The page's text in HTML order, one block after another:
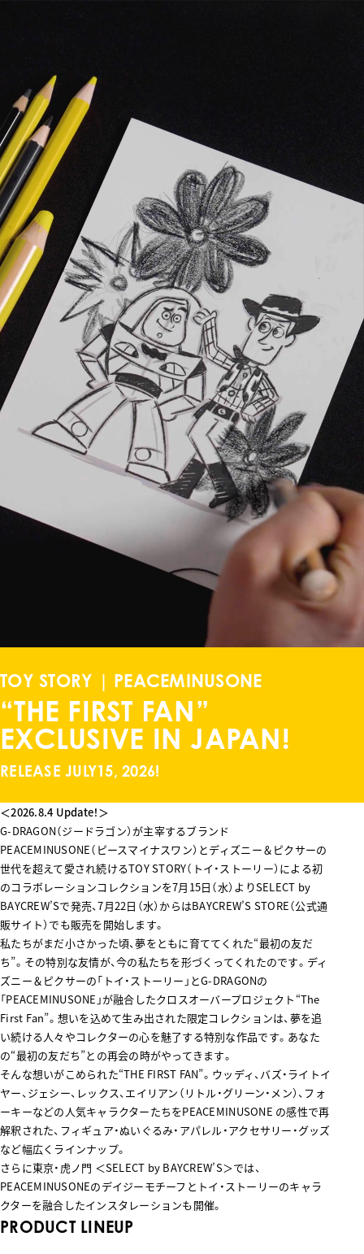
TOY STORY | PEACEMINUSONE
“THE FIRST FAN”
EXCLUSIVE IN JAPAN!
RELEASE JULY15, 2026!
＜2026.8.4 Update！＞
G-DRAGON（ジードラゴン）が主宰するブランド
PEACEMINUSONE（ピースマイナスワン）とディズニー＆ピクサーの
世代を超えて愛され続けるTOY STORY（トイ・ストーリー）による初
のコラボレーションコレクションを7月15日（水）よりSELECT by
BAYCREW’Sで発売、7月22日（水）からはBAYCREW’S STORE（公式通
販サイト）でも販売を開始します。
私たちがまだ小さかった頃、夢をともに育ててくれた“最初の友だ
ち”。その特別な友情が、今の私たちを形づくってくれたのです。ディ
ズニー＆ピクサーの「トイ・ストーリー」とG-DRAGONの
「PEACEMINUSONE」が融合したクロスオーバープロジェクト“The
First Fan”。想いを込めて生み出された限定コレクションは、夢を追
い続ける人々やコレクターの心を魅了する特別な作品です。あなた
の“最初の友だち”との再会の時がやってきます。
そんな想いがこめられた“THE FIRST FAN”。ウッディ、バズ・ライトイ
ヤー、ジェシー、レックス、エイリアン（リトル・グリーン・メン）、フォ
ーキーなどの人気キャラクターたちをPEACEMINUSONE の感性で再
解釈された、フィギュア・ぬいぐるみ・アパレル・アクセサリー・グッズ
など幅広くラインナップ。
さらに東京・虎ノ門 ＜SELECT by BAYCREW’S＞では、
PEACEMINUSONEのデイジーモチーフとトイ・ストーリーのキャラ
クターを融合したインスタレーションも開催。
PRODUCT LINEUP